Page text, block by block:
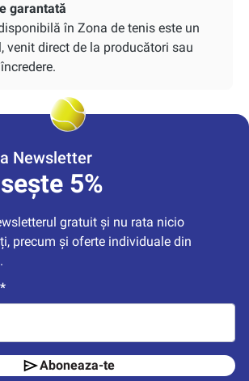
garantată
în Zona de tenis este un
venit direct de la producători sau
Newsletter
5%
gratuit și nu rata nicio
precum și oferte individuale din
Aboneaza-te